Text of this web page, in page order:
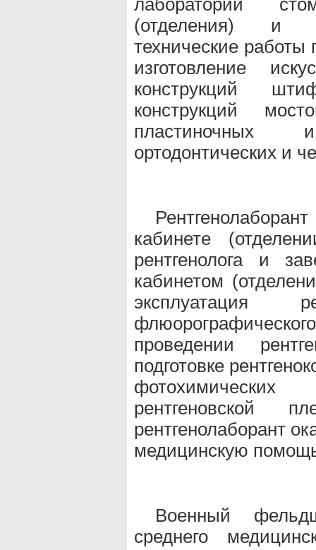
(отделения) и
технические работы
изготовление
конструкций
конструкций
пластиночных
ортодонтических и
кабинете
рентгенолога и
кабинетом
эксплуатация
проведении
подготовке
рентгеновской
рентгенолаборант
медицинскую
Военный
среднего